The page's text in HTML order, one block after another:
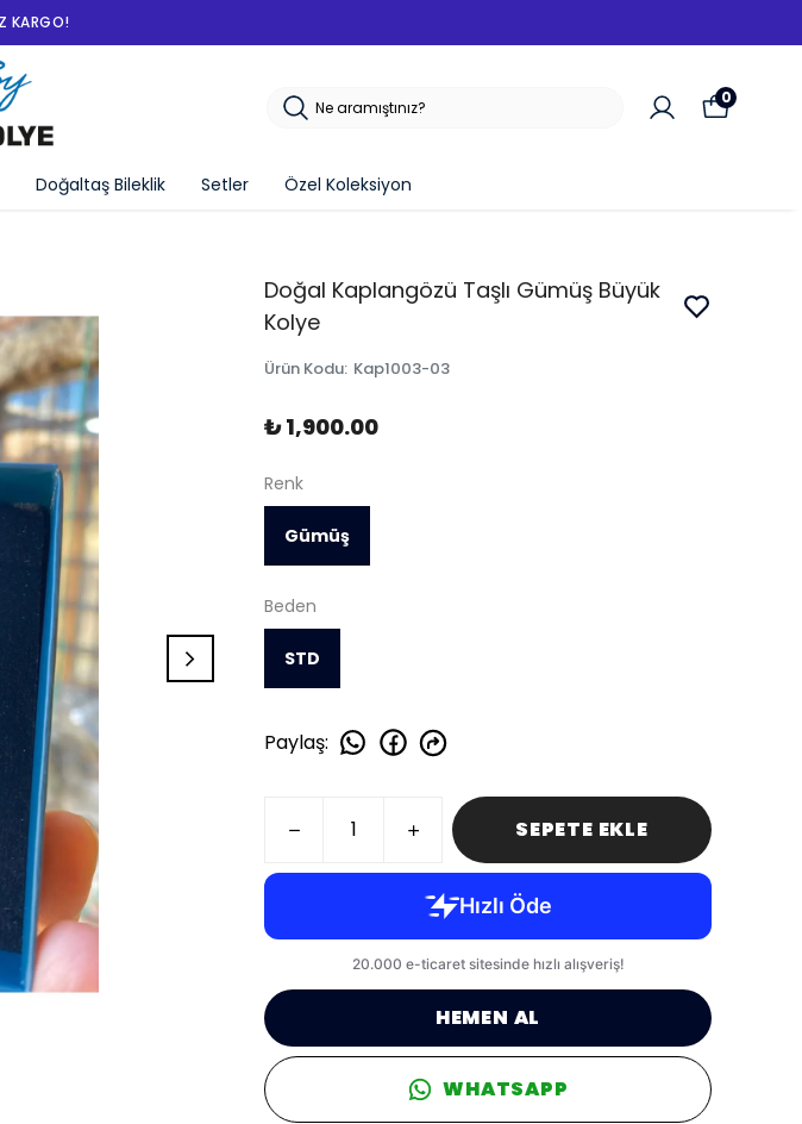
Doğaltaş Bileklik Setler Özel Koleksiyon
0
Doğal Kaplangözü Taşlı Gümüş Büyük
Kolye
Ürün Kodu: Kap1003-03
₺ 1,900.00
Renk
Gümüş
Beden
STD
Paylaş:
SEPETE EKLE
HEMEN AL
WHATSAPP